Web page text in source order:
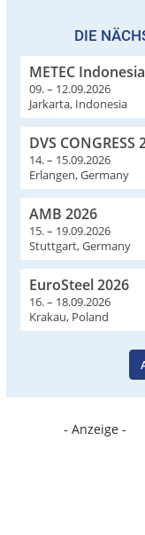
DIE
METEC Indonesia
09. – 12.09.2026
Jarkarta, Indonesia
DVS CONGRESS
14. – 15.09.2026
Erlangen, Germany
AMB 2026
15. – 19.09.2026
Stuttgart, Germany
EuroSteel 2026
16. – 18.09.2026
Krakau, Poland
- Anzeige -